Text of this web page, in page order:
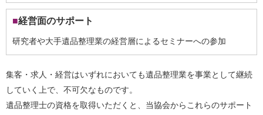
経営面のサポート
研究者や大手遺品整理業の経営層によるセミナーへの参加
集客・求人・経営はいずれにおいても遺品整理業を事業として継続
していく上で、不可欠なものです。
遺品整理士の資格を取得いただくと、当協会からこれらのサポート